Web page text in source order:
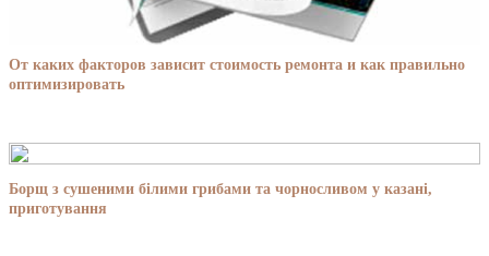
От каких факторов зависит стоимость ремонта и как правильно
оптимизировать
Борщ з сушеними білими грибами та чорносливом у казані,
приготування